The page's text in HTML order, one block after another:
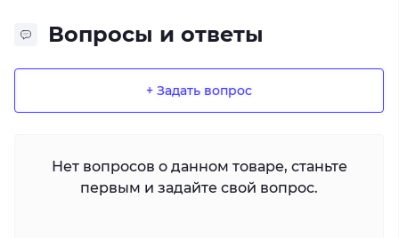
Вопросы и ответы
+ Задать вопрос
Нет вопросов о данном товаре, станьте
первым и задайте свой вопрос.